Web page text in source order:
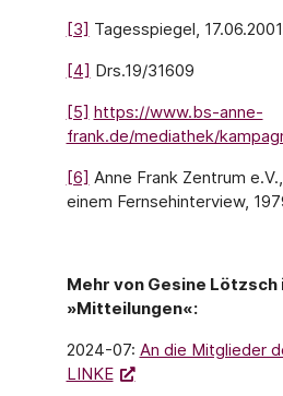
[3] Tagesspiegel, 17.06.2001
[4] Drs.19/31609
[5] https://www.bs-anne-
frank.de/mediathek/
[6] Anne Frank Zentrum
einem Fernsehinterview,
Mehr von Gesine Lötzsch
»Mitteilungen«:
2024-07: An die Mitglieder
LINKE